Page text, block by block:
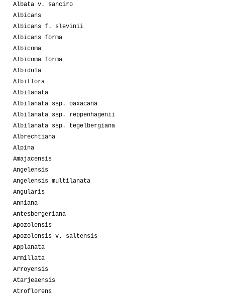
Albata v. sanciro
Albicans
Albicans f. slevinii
Albicans forma
Albicoma
Albicoma forma
Albidula
Albiflora
Albilanata
Albilanata ssp. oaxacana
Albilanata ssp. reppenhagenii
Albilanata ssp. tegelbergiana
Albrechtiana
Alpina
Amajacensis
Angelensis
Angelensis multilanata
Angularis
Anniana
Antesbergeriana
Apozolensis
Apozolensis v. saltensis
Applanata
Armillata
Arroyensis
Atarjeaensis
Atroflorens